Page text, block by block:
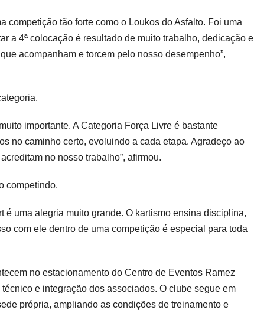
competição tão forte como o Loukos do Asfalto. Foi uma
a 4ª colocação é resultado de muito trabalho, dedicação e
acompanham e torcem pelo nosso desempenho”,
importante. A Categoria Força Livre é bastante
no caminho certo, evoluindo a cada etapa. Agradeço ao
no nosso trabalho”, afirmou.
competindo.
é uma alegria muito grande. O kartismo ensina disciplina,
com ele dentro de uma competição é especial para toda
no estacionamento do Centro de Eventos Ramez
e integração dos associados. O clube segue em
própria, ampliando as condições de treinamento e